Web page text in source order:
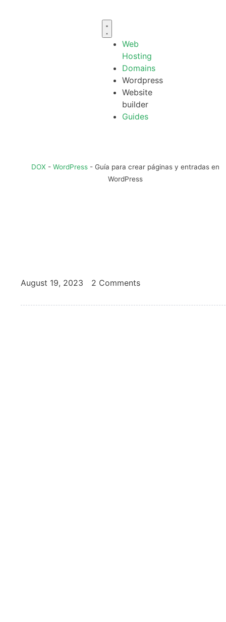
Web
Hosting
Domains
Wordpress
Website
builder
Guides
DOX -WordPress -Guía para crear páginas y entradas en
WordPress
August 19, 2023 2 Comments